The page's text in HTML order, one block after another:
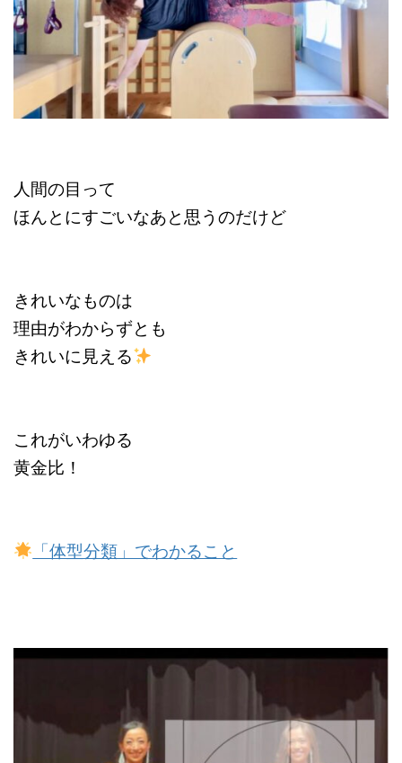
人間の目って
ほんとにすごいなあと思うのだけど
きれいなものは
理由がわからずとも
きれいに見える
これがいわゆる
黄金比！
「体型分類」でわかること